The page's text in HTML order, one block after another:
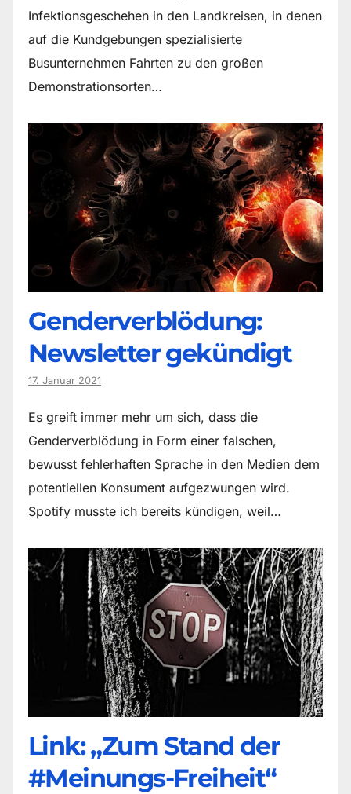
Infektionsgeschehen in den Landkreisen, in denen
auf die Kundgebungen spezialisierte
Busunternehmen Fahrten zu den großen
Demonstrationsorten…
Genderverblödung:
Newsletter gekündigt
17. Januar 2021
Es greift immer mehr um sich, dass die
Genderverblödung in Form einer falschen,
bewusst fehlerhaften Sprache in den Medien dem
potentiellen Konsument aufgezwungen wird.
Spotify musste ich bereits kündigen, weil…
Link: „Zum Stand der
#Meinungs-Freiheit“